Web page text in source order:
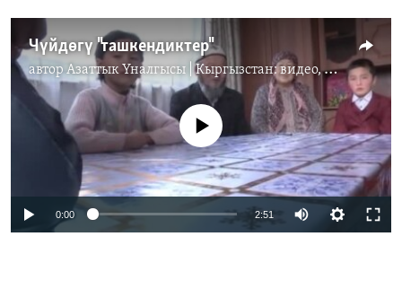
Чүйдөгү "ташкендиктер"
автор Азаттык Үналгысы | Кыргызстан: видео, фото, кабарлар
No media source currently available
0:00 2:51